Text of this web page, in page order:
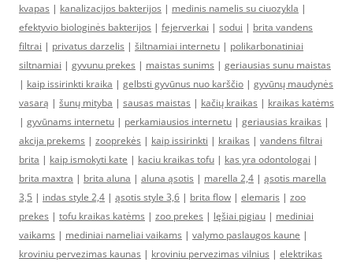
kvapas | kanalizacijos bakterijos | medinis namelis su ciuozykla |
efektyvio biologinės bakterijos | fejerverkai | sodui | brita vandens
filtrai | privatus darzelis | šiltnamiai internetu | polikarbonatiniai
siltnamiai | gyvunu prekes | maistas sunims | geriausias sunu maistas
| kaip issirinkti kraika | gelbsti gyvūnus nuo karščio | gyvūnų maudynės
vasarą | šunų mityba | sausas maistas | kačių kraikas | kraikas katėms
| gyvūnams internetu | perkamiausios internetu | geriausias kraikas |
akcija prekems | zooprekės | kaip issirinkti | kraikas | vandens filtrai
brita | kaip ismokyti kate | kaciu kraikas tofu | kas yra odontologai |
brita maxtra | brita aluna | aluna ąsotis | marella 2,4 | ąsotis marella
3,5 | indas style 2,4 | ąsotis style 3,6 | brita flow | elemaris | zoo
prekes | tofu kraikas katėms | zoo prekes | lęšiai pigiau | mediniai
vaikams | mediniai nameliai vaikams | valymo paslaugos kaune |
kroviniu pervezimas kaunas | kroviniu pervezimas vilnius | elektrikas